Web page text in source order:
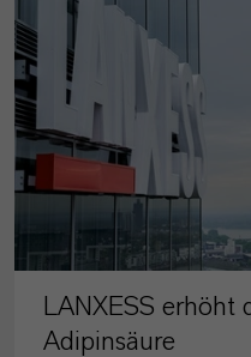
LANXESS erhöht
Adipinsäure